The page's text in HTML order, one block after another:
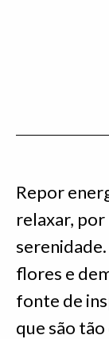
Repor
relaxar,
flores e
fonte de
que são